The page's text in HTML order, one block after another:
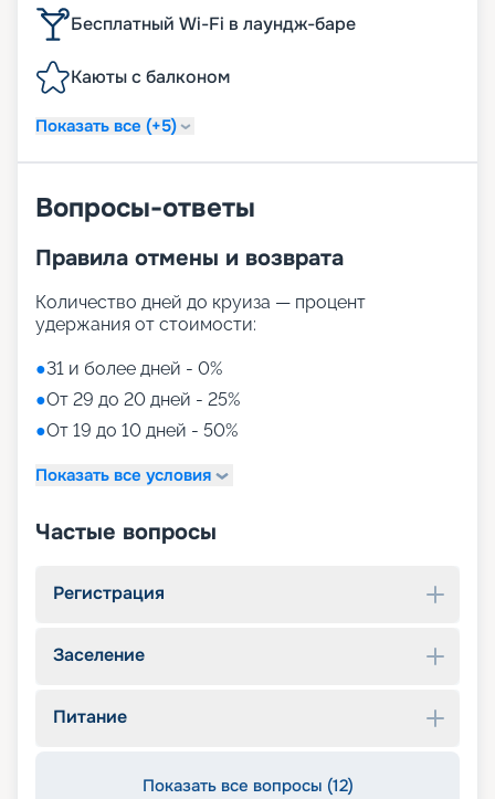
Бесплатный Wi-Fi в лаундж-баре
Каюты с балконом
Показать все (+5)
Вопросы-ответы
Правила отмены и возврата
Количество дней до круиза — процент
удержания от стоимости:
●31 и более дней - 0%
●От 29 до 20 дней - 25%
●От 19 до 10 дней - 50%
Показать все условия
Частые вопросы
Регистрация
Заселение
Питание
Показать все вопросы (12)